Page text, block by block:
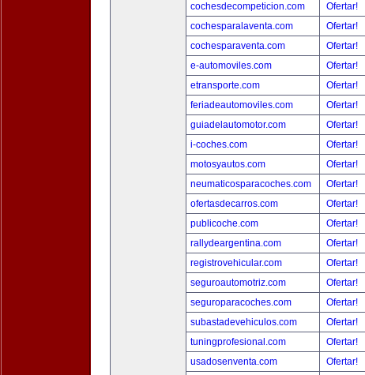
cochesdecompeticion.com
Ofertar!
cochesparalaventa.com
Ofertar!
cochesparaventa.com
Ofertar!
e-automoviles.com
Ofertar!
etransporte.com
Ofertar!
feriadeautomoviles.com
Ofertar!
guiadelautomotor.com
Ofertar!
i-coches.com
Ofertar!
motosyautos.com
Ofertar!
neumaticosparacoches.com
Ofertar!
ofertasdecarros.com
Ofertar!
publicoche.com
Ofertar!
rallydeargentina.com
Ofertar!
registrovehicular.com
Ofertar!
seguroautomotriz.com
Ofertar!
seguroparacoches.com
Ofertar!
subastadevehiculos.com
Ofertar!
tuningprofesional.com
Ofertar!
usadosenventa.com
Ofertar!